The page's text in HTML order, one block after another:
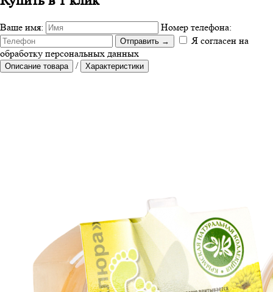
Ваше имя: Номер телефона:
Отправить →
Я согласен на
обработку персональных данных
Описание товара / Характеристики